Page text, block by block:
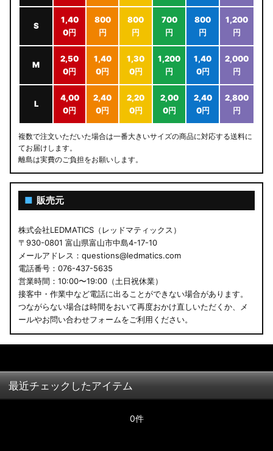
S
1,40
0円
800
円
800
円
700
円
800
円
1,200
円
M
2,50
0円
1,40
0円
1,30
0円
1,200
円
1,40
0円
2,000
円
L
4,00
0円
2,40
0円
2,20
0円
2,00
0円
2,40
0円
2,800
円
複数で注文いただいた場合は一番大きいサイズの商品に対応する送料に
てお届けします。
離島は実費のご負担をお願いします。
■ 販売元
株式会社LEDMATICS（レッドマティックス）
〒930-0801 富山県富山市中島4-17-10
メールアドレス：questions@ledmatics.com
電話番号：076-437-5635
営業時間：10:00〜19:00（土日祝休業）
接客中・作業中など電話に出ることができない場合があります。
つながらない場合は時間をおいて再度おかけ直しいただくか、メ
ールやお問い合わせフォームをご利用ください。
最近チェックしたアイテム
0件